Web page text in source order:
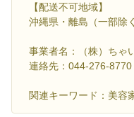
【配送不可地域】
沖縄県・離島（一部除
事業者名：（株）ちゃ
連絡先：044-276-8770
関連キーワード：美容